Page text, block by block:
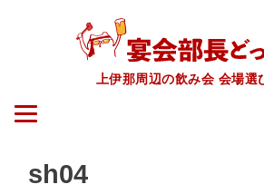
上伊那周辺の飲み会 会場選
sh04